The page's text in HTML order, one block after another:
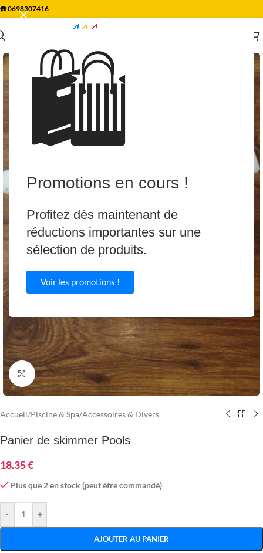
🛍️
Promotions en cours !
Profitez dès maintenant de
réductions importantes sur une
sélection de produits.
Voir les promotions !
☎️0698307416
Agrandir
Accueil/Piscine & Spa/Accessoires & Divers
Panier de skimmer Pools
18.35€
Plus que 2 en stock (peut être commandé)
- +
AJOUTER AU PANIER